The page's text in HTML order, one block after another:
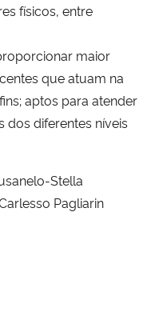
físicos, entre
maior
que atuam na
aptos para atender
dos diferentes níveis
Stella
Pagliarin